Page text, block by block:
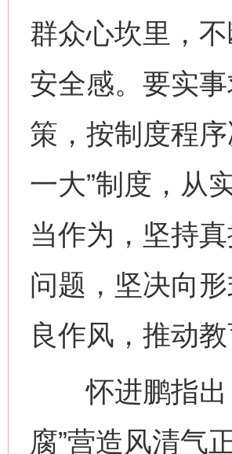
群众心坎里，
安全感。要实
策，按制度程
一大”制度，从
当作为，坚持
问题，坚决向
良作风，推动
怀进鹏指出
腐”营造风清气